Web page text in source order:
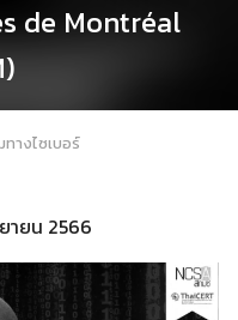
de Montréal
างไซเบอร์
ายน 2566